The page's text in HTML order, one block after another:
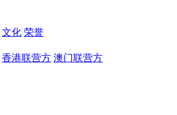
文化 荣誉
香港联营方 澳门联营方